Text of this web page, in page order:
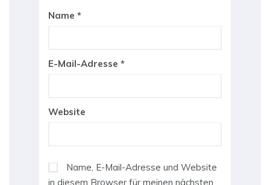
Name *
E-Mail-Adresse *
Website
Name, E-Mail-Adresse und Website
in diesem Browser für meinen nächsten